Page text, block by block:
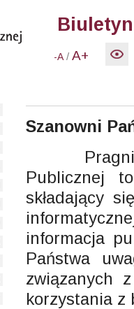
-A /A+
Szanowni
Publicznej
składający
informacja
Państwa
związanych
korzystania z